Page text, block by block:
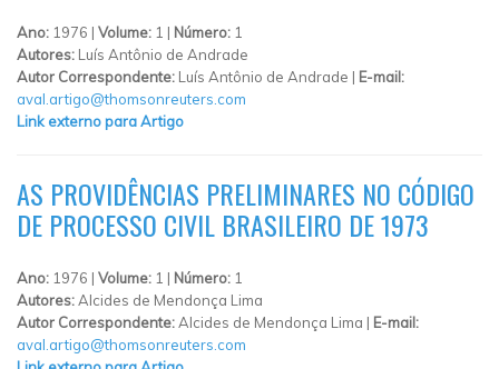
Ano: 1976 | Volume: 1 | Número: 1
Autores: Luís Antônio de Andrade
Autor Correspondente: Luís Antônio de Andrade | E-mail:
aval.artigo@thomsonreuters.com
Link externo para Artigo
AS PROVIDÊNCIAS PRELIMINARES NO CÓDIGO
DE PROCESSO CIVIL BRASILEIRO DE 1973
Ano: 1976 | Volume: 1 | Número: 1
Autores:Alcides de Mendonça Lima
Autor Correspondente:Alcides de Mendonça Lima | E-mail:
aval.artigo@thomsonreuters.com